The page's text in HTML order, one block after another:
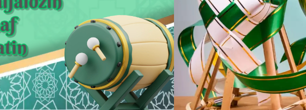
Nyata
Damai